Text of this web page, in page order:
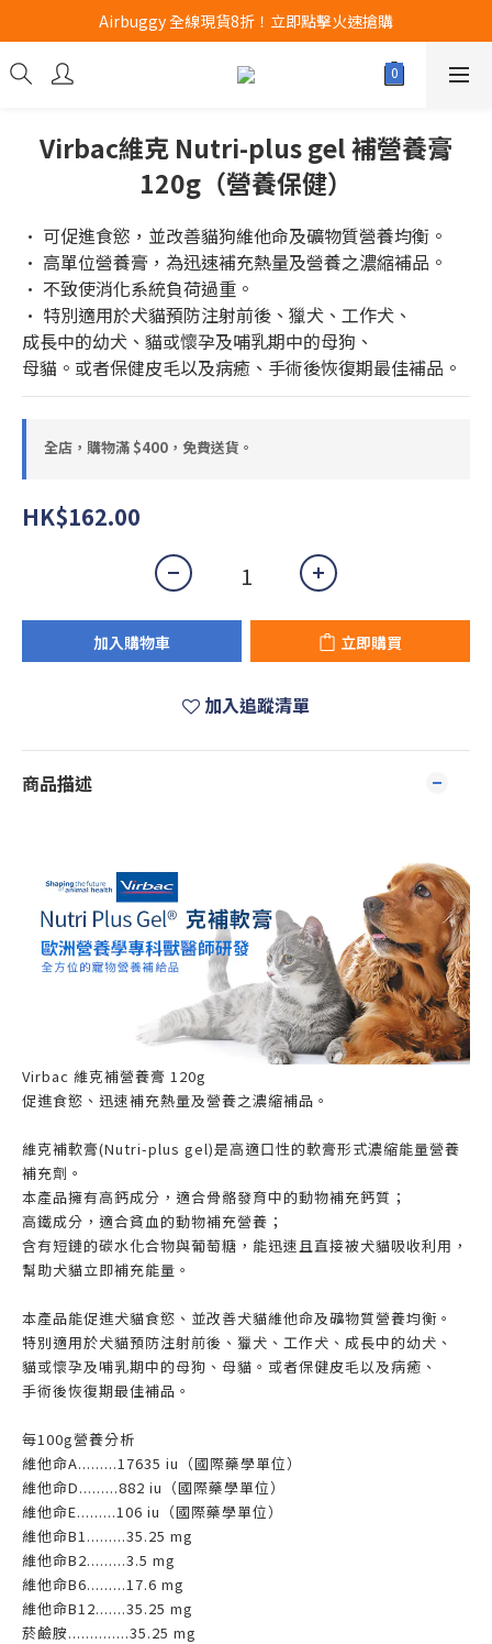
Airbuggy 全線現貨8折！立即點擊火速搶購
Airbuggy 全線現貨8折！立即點擊火速搶購
CURLI瑞士狗帶全款式3折！立即按下搶購
Airbuggy 全線現貨8折！立即點擊火速搶購
Virbac維克 Nutri-plus gel 補營養膏
120g（營養保健）
· 可促進食慾，並改善貓狗維他命及礦物質營養均衡。
· 高單位營養膏，為迅速補充熱量及營養之濃縮補品。
· 不致使消化系統負荷過重。
· 特別適用於犬貓預防注射前後、獵犬、工作犬、
成長中的幼犬、貓或懷孕及哺乳期中的母狗、
母貓。或者保健皮毛以及病癒、手術後恢復期最佳補品。
全店，購物滿 $400，免費送貨。
HK$162.00
加入購物車 立即購買
加入追蹤清單
商品描述
Virbac 維克補營養膏 120g
促進食慾、迅速補充熱量及營養之濃縮補品。
維克補軟膏(Nutri-plus gel)是高適口性的軟膏形式濃縮能量營養
補充劑。
本產品擁有高鈣成分，適合骨骼發育中的動物補充鈣質；
高鐵成分，適合貧血的動物補充營養；
含有短鏈的碳水化合物與葡萄糖，能迅速且直接被犬貓吸收利用，
幫助犬貓立即補充能量。
本產品能促進犬貓食慾、並改善犬貓維他命及礦物質營養均衡。
特別適用於犬貓預防注射前後、獵犬、工作犬、成長中的幼犬、
貓或懷孕及哺乳期中的母狗、母貓。或者保健皮毛以及病癒、
手術後恢復期最佳補品。
每100g營養分析
維他命A.........17635 iu（國際藥學單位）
維他命D.........882 iu（國際藥學單位）
維他命E.........106 iu（國際藥學單位）
維他命B1.........35.25 mg
維他命B2.........3.5 mg
維他命B6.........17.6 mg
維他命B12.......35.25 mg
菸鹼胺..............35.25 mg